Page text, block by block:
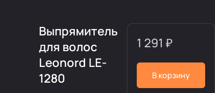
Выпрямитель
для волос
Leonord LE-
1280
1 291 ₽
В корзину